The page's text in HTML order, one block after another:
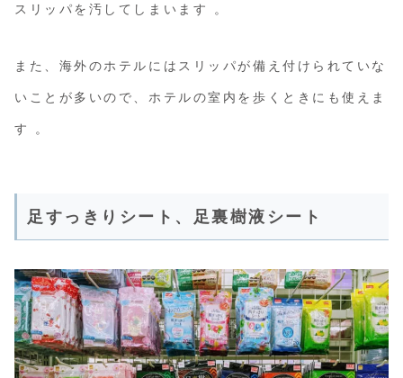
スリッパを汚してしまいます 。
また、海外のホテルにはスリッパが備え付けられていな
いことが多いので、ホテルの室内を歩くときにも使えま
す 。
足すっきりシート、足裏樹液シート